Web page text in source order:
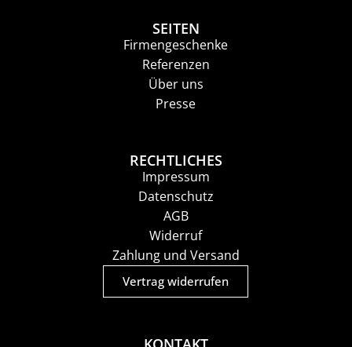
SEITEN
Firmengeschenke
Referenzen
Über uns
Presse
RECHTLICHES
Impressum
Datenschutz
AGB
Widerruf
Zahlung und Versand
Vertrag widerrufen